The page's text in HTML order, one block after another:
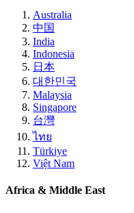
Australia
中国
India
Indonesia
日本
대한민국
Malaysia
Singapore
台灣
ไทย
Türkiye
Việt Nam
Africa & Middle East